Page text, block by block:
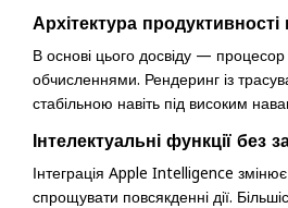
Архітектура
В основі цього досвіду —
обчисленнями. Рендеринг із
стабільною навіть під високим
Інтелектуальні функції без
Інтеграція Apple Intelligence
спрощувати повсякденні дії.